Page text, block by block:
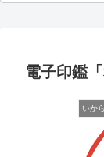
電子印鑑
いか